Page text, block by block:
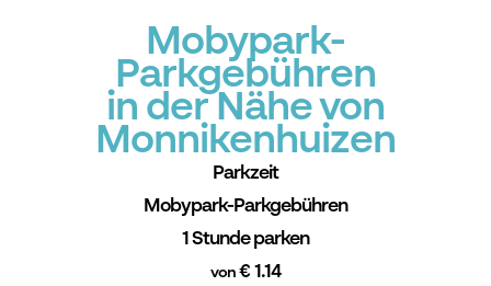
Mobypark-
Parkgebühren
in der Nähe von
Monnikenhuizen
Parkzeit
Mobypark-Parkgebühren
1 Stunde parken
von € 1.14